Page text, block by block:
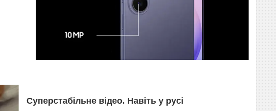
Суперстабільне відео. Навіть у русі